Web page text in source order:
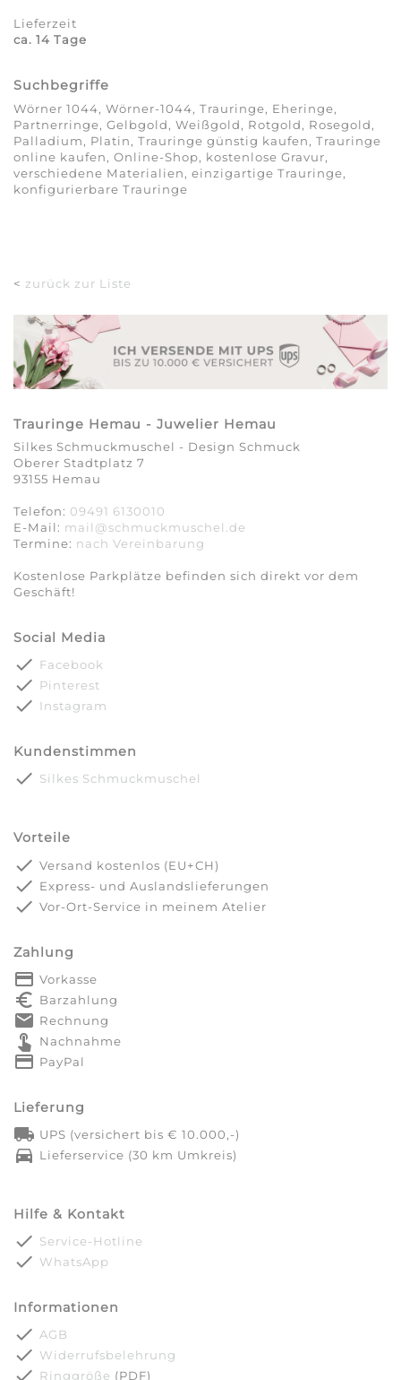
Lieferzeit
ca. 14 Tage
Suchbegriffe
Wörner 1044, Wörner-1044, Trauringe, Eheringe,
Partnerringe, Gelbgold, Weißgold, Rotgold, Rosegold,
Palladium, Platin, Trauringe günstig kaufen, Trauringe
online kaufen, Online-Shop, kostenlose Gravur,
verschiedene Materialien, einzigartige Trauringe,
konfigurierbare Trauringe
< zurück zur Liste
Trauringe Hemau - Juwelier Hemau
Silkes Schmuckmuschel - Design Schmuck
Oberer Stadtplatz 7
93155 Hemau
Telefon: 09491 6130010
E-Mail: mail@schmuckmuschel.de
Termine: nach Vereinbarung​​​​​​​
Kostenlose Parkplätze befinden sich direkt vor dem
Geschäft!
Social Media
done Facebook
done Pinterest
done Instagram
Kundenstimmen
done Silkes Schmuckmuschel
Vorteile
done Versand kostenlos (EU+CH)
done Express- und Auslandslieferungen
done Vor-Ort-Service in meinem Atelier
Zahlung
payment Vorkasse
euro_symbol Barzahlung
markunread Rechnung
touch_app Nachnahme
credit_card PayPal
Lieferung
local_shipping UPS (versichert bis € 10.000,-)
directions_car Lieferservice (30 km Umkreis)
Hilfe & Kontakt
done Service-Hotline
done WhatsApp
Informationen
done AGB
done Widerrufsbelehrung
Ringgröße (PDF)